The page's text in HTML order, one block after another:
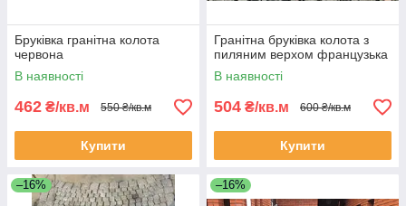
Бруківка гранітна колота
червона
В наявності
462 ₴/кв.м 550 ₴/кв.м
Купити
Гранітна бруківка колота з
пиляним верхом французька
В наявності
504 ₴/кв.м 600 ₴/кв.м
Купити
–16% –16%